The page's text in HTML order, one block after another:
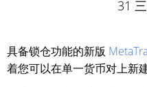
31
具备锁仓功能的新版
着您可以在单一货币对上新